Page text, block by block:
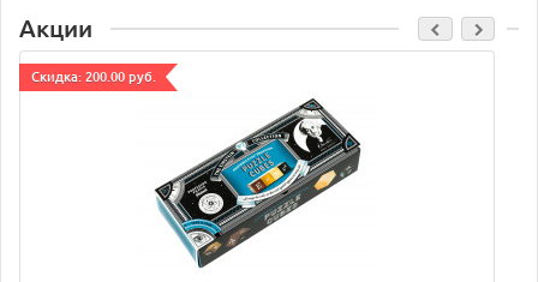
Акции
Cкидка: 200.00 руб.